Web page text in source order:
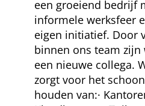
een groeiend bedrijf
informele werksfeer
eigen initiatief. Door
binnen ons team zijn
een nieuwe collega.
zorgt voor het
houden van:·